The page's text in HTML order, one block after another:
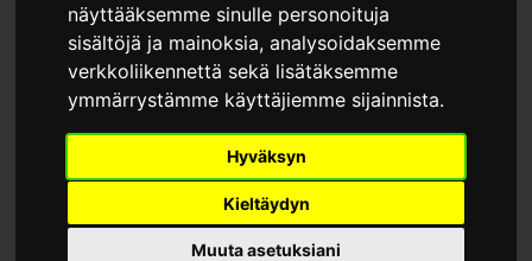
näyttääksemme sinulle personoituja
sisältöjä ja mainoksia, analysoidaksemme
verkkoliikennettä sekä lisätäksemme
ymmärrystämme käyttäjiemme sijainnista.
Hyväksyn
Kieltäydyn
Muuta asetuksiani
Miten saavuttaa taloudellinen riippumattomuus – tähän
visaiseen kysymykseen löydät erilaisia hyödyllisiä vinkkejä tästä
kirjoituksestani. Täysin varmaa taloudellista
riippumattomuutta en tietenkään voi sinulle voi luvata, mutta
todennäköisyytesi onnistumiseen kohenevat huomattavasti